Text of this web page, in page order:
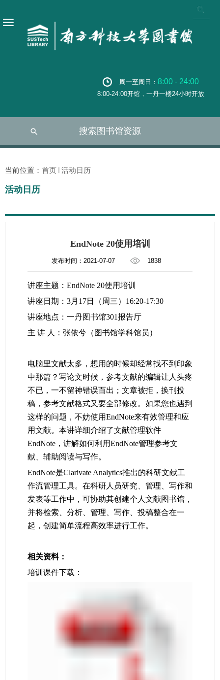
周一至周日： 8:00 - 24:00
8:00-24:00开馆，一丹一楼24小时开放
搜索图书馆资源
当前位置： 首页 活动日历
活动日历
EndNote 20使用培训
发布时间：2021-07-07 1838
讲座主题： EndNote 20使用培训
讲座日期： 3月 17日（周三） 16:20-17:30
讲座地点：一丹图书馆301报告厅
主 讲 人：张依兮（图书馆学科馆员）
电脑里文献太多，想用的时候却经常找不到印象
中那篇？写论文时候，参考文献的编辑让人头疼
不已，一不留神错误百出；文章被拒，换刊投
稿，参考文献格式又要全部修改。如果您也遇到
这样的问题，不妨使用EndNote来有效管理和应
用文献。本讲详细介绍了文献管理软件
EndNote ，讲解如何利用EndNote管理参考文
献、辅助阅读与写作。
EndNote是Clarivate Analytics推出的科研文献工
作流管理工具。在科研人员研究、管理、写作和
发表等工作中，可协助其创建个人文献图书馆，
并将检索、分析、管理、写作、投稿整合在一
起，创建简单流程高效率进行工作。
相关资料：
培训课件下载：